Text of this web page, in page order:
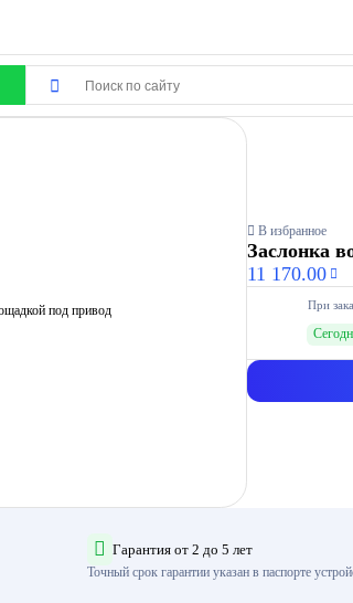
В избранное
Заслонка
11 170.00
При
Гарантия от 2 до 5 лет
Точный срок гарантии указан в паспорте